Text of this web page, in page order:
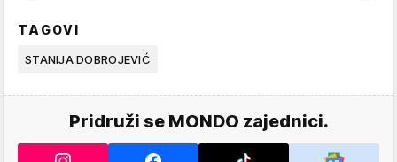
TAGOVI
STANIJA DOBROJEVIĆ
Pridruži se MONDO zajednici.